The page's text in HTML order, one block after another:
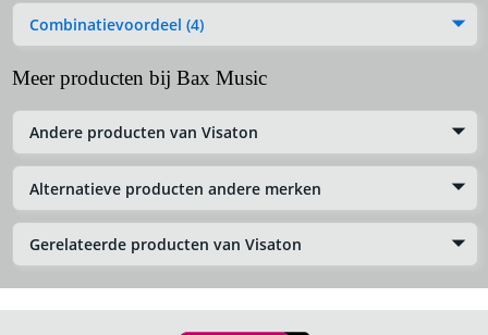
Combinatievoordeel (4)
Meer producten bij Bax Music
Andere producten van Visaton
Alternatieve producten andere merken
Gerelateerde producten van Visaton